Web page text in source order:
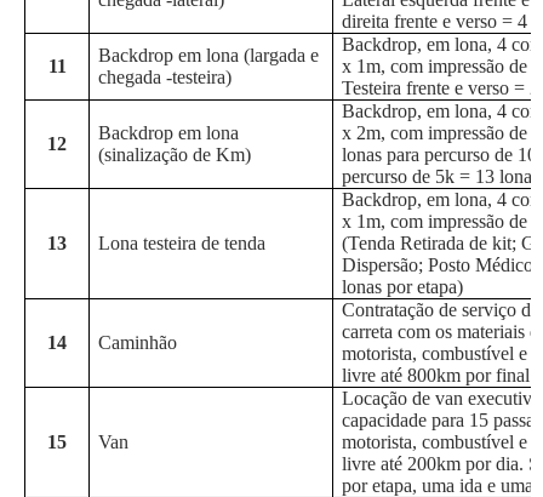
direita frente e verso = 4
11
Backdrop em lona (largada e
chegada -testeira)
Backdrop, em lona, 4
x 1m, com impressão de
Testeira frente e verso =
12
Backdrop em lona
(sinalização de Km)
Backdrop, em lona, 4
x 2m, com impressão de
lonas para percurso de
percurso de 5k = 13
13 Lona testeira de tenda
Backdrop, em lona, 4
x 1m, com impressão de
(Tenda Retirada de kit;
Dispersão; Posto
lonas por etapa)
14 Caminhão
Contratação de serviço
carreta com os materiais
motorista, combustível e
livre até 800km por final
15 Van
Locação de van
capacidade para 15
motorista, combustível e
livre até 200km por dia.
por etapa, uma ida e uma